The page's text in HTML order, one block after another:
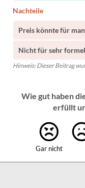
Nachteile
Preis könnte für
Nicht für sehr
Hinweis: Dieser Beitrag
Wie gut haben
erfüllt
Gar nicht